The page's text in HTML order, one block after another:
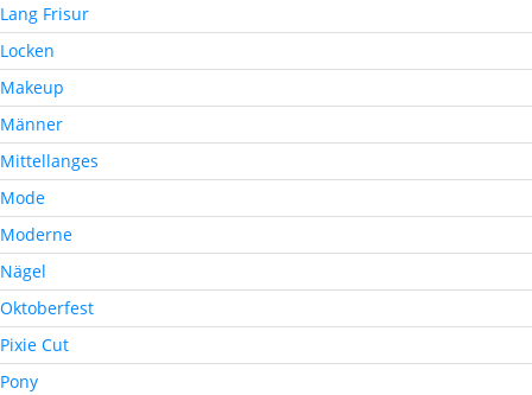
Lang Frisur
Locken
Makeup
Männer
Mittellanges
Mode
Moderne
Nägel
Oktoberfest
Pixie Cut
Pony